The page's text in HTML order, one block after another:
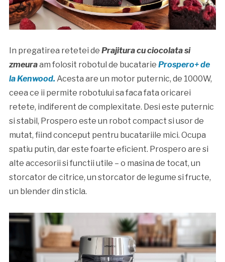
In pregatirea retetei de Prajitura cu ciocolata si
zmeuraam folosit robotul de bucatarie Prospero+ de
la Kenwood. Acesta are un motor puternic, de 1000W,
ceea ce ii permite robotului sa faca fata oricarei
retete, indiferent de complexitate. Desi este puternic
si stabil, Prospero este un robot compact si usor de
mutat, fiind conceput pentru bucatariile mici. Ocupa
spatiu putin, dar este foarte eficient. Prospero are si
alte accesorii si functii utile – o masina de tocat, un
storcator de citrice, un storcator de legume si fructe,
un blender din sticla.